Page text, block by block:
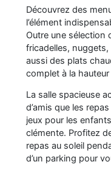
Découvrez des
l’élément
Outre une sélection
fricadelles,
aussi des plats
complet à la
La salle spacieuse
d’amis que les
jeux pour les
clémente. Profitez
repas au soleil
d’un parking pour